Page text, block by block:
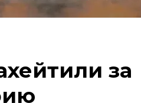
за